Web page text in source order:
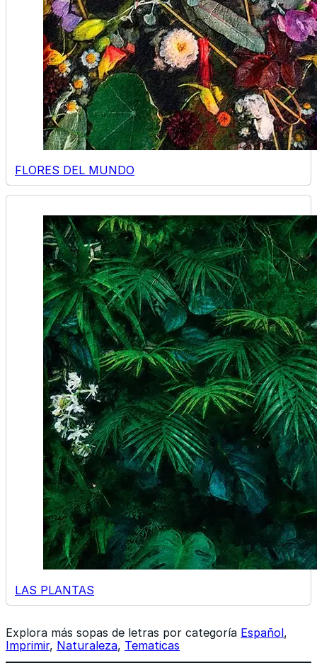
FLORES DEL MUNDO
LAS PLANTAS
Explora más sopas de letras por categoría Español,
Imprimir, Naturaleza, Tematicas